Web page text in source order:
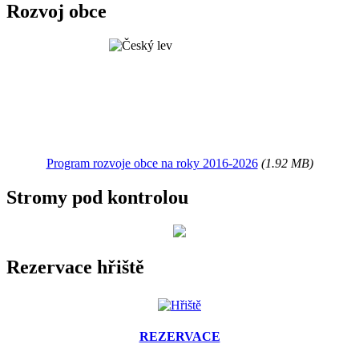
Rozvoj obce
Program rozvoje obce na roky 2016-2026(1.92 MB)
Stromy pod kontrolou
Rezervace hřiště
REZERVACE